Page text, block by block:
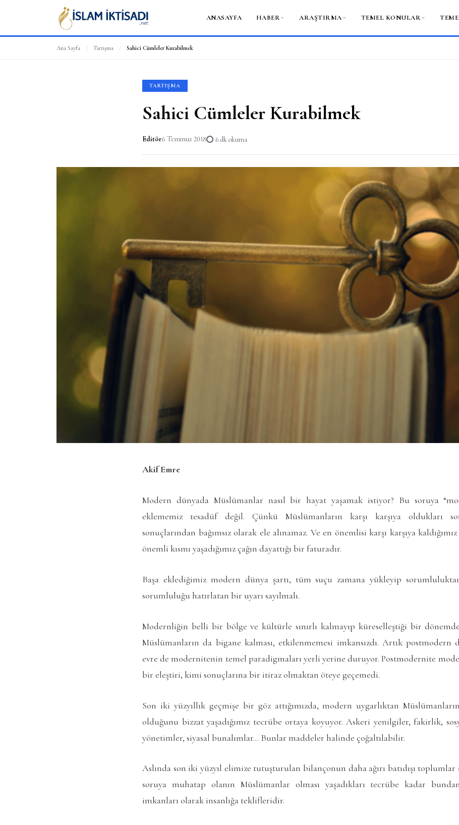
ANASAYFA HABER ARAŞTIRMA TEMEL KONULAR
Ana Sayfa / Tartışma / Sahici Cümleler Kurabilmek
TARTIŞMA
Sahici Cümleler Kurabilmek
Editör6 Temmuz 2018 6 dk okuma
Akif Emre
Modern dünyada Müslümanlar nasıl bir hayat yaşamak istiyor? Bu soruya
eklememiz tesadüf değil. Çünkü Müslümanların karşı karşıya oldukları
sonuçlarından bağımsız olarak ele alınamaz. Ve en önemlisi karşı karşıya
önemli kısmı yaşadığımız çağın dayattığı bir faturadır.
Başa eklediğimiz modern dünya şartı, tüm suçu zamana yükleyip
sorumluluğu hatırlatan bir uyarı sayılmalı.
Modernliğin belli bir bölge ve kültürle sınırlı kalmayıp küreselleştiği bir
Müslümanların da bigane kalması, etkilenmemesi imkansızdı. Artık
evre de modernitenin temel paradigmaları yerli yerine duruyor. Postmodernite
bir eleştiri, kimi sonuçlarına bir itiraz olmaktan öteye geçemedi.
Son iki yüzyıllık geçmişe bir göz attığımızda, modern uygarlıktan
olduğunu bizzat yaşadığımız tecrübe ortaya koyuyor. Askeri yenilgiler, fakirlik,
yönetimler, siyasal bunalımlar… Bunlar maddeler halinde çoğaltılabilir.
Aslında son iki yüzyıl elimize tutuşturulan bilançonun daha ağırı batıdışı
soruya muhatap olanın Müslümanlar olması yaşadıkları tecrübe kadar
imkanları olarak insanlığa teklifleridir.